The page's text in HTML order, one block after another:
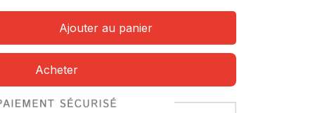
Ajouter au panier
Acheter